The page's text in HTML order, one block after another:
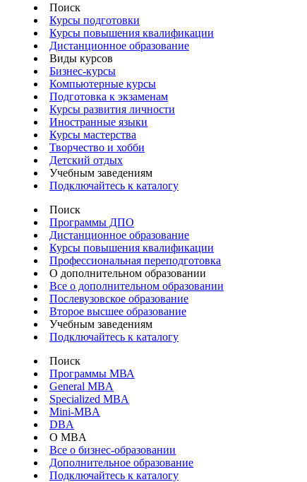
Поиск
Курсы подготовки
Курсы повышения квалификации
Дистанционное образование
Виды курсов
Бизнес-курсы
Компьютерные курсы
Подготовка к экзаменам
Курсы развития личности
Иностранные языки
Курсы мастерства
Творчество и хобби
Детский отдых
Учебным заведениям
Подключайтесь к каталогу
Поиск
Программы ДПО
Дистанционное образование
Курсы повышения квалификации
Профессиональная переподготовка
О дополнительном образовании
Все о дополнительном образовании
Послевузовское образование
Второе высшее образование
Учебным заведениям
Подключайтесь к каталогу
Поиск
Программы МВА
General MBA
Specialized MBA
Mini-MBA
DBA
О MBA
Все о бизнес-образовании
Дополнительное образование
Подключайтесь к каталогу